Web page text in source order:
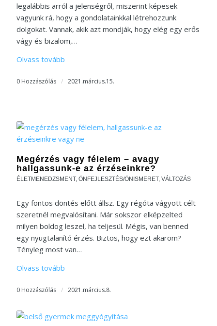
legalábbis arról a jelenségről, miszerint képesek
vagyunk rá, hogy a gondolatainkkal létrehozzunk
dolgokat. Vannak, akik azt mondják, hogy elég egy erős
vágy és bizalom,…
Olvass tovább
0 Hozzászólás / 2021.március.15.
Megérzés vagy félelem – avagy
hallgassunk-e az érzéseinkre?
ÉLETMENEDZSMENT, ÖNFEJLESZTÉS/ÖNISMERET, VÁLTOZÁS
Egy fontos döntés előtt állsz. Egy régóta vágyott célt
szeretnél megvalósítani. Már sokszor elképzelted
milyen boldog leszel, ha teljesül. Mégis, van benned
egy nyugtalanító érzés. Biztos, hogy ezt akarom?
Tényleg most van…
Olvass tovább
0 Hozzászólás / 2021.március.8.